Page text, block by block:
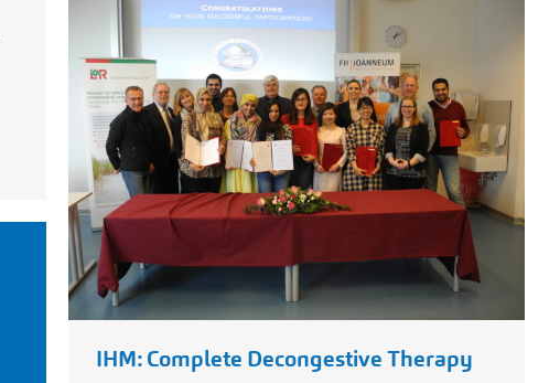
IHM: Complete Decongestive Therapy